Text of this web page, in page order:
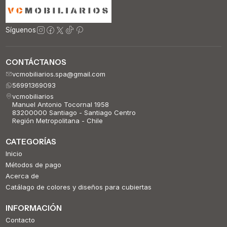
Síguenos
CONTÁCTANOS
vcmobiliarios.spa@gmail.com
56991369093
vcmobiliarios
Manuel Antonio Tocornal 1958
83200000 Santiago - Santiago Centro
Región Metropolitana - Chile
CATEGORÍAS
Inicio
Métodos de pago
Acerca de
Catálago de colores y diseños para cubiertas
INFORMACIÓN
Contacto